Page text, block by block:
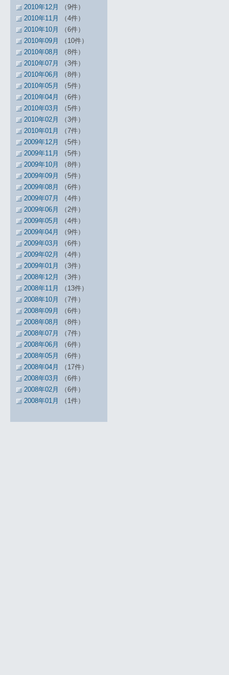
2010年12月
（9件）
2010年11月
（4件）
2010年10月
（6件）
2010年09月
（10件）
2010年08月
（8件）
2010年07月
（3件）
2010年06月
（8件）
2010年05月
（5件）
2010年04月
（6件）
2010年03月
（5件）
2010年02月
（3件）
2010年01月
（7件）
2009年12月
（5件）
2009年11月
（5件）
2009年10月
（8件）
2009年09月
（5件）
2009年08月
（6件）
2009年07月
（4件）
2009年06月
（2件）
2009年05月
（4件）
2009年04月
（9件）
2009年03月
（6件）
2009年02月
（4件）
2009年01月
（3件）
2008年12月
（3件）
2008年11月
（13件）
2008年10月
（7件）
2008年09月
（6件）
2008年08月
（8件）
2008年07月
（7件）
2008年06月
（6件）
2008年05月
（6件）
2008年04月
（17件）
2008年03月
（6件）
2008年02月
（6件）
2008年01月
（1件）